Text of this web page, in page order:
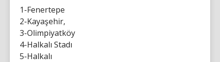
1-Fenertepe
2-Kayaşehir,
3-Olimpiyatköy
4-Halkalı Stadı
5-Halkalı